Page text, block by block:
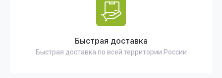
Быстрая доставка
Быстрая доставка по всей территории России